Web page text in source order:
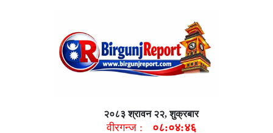
२०८३ श्रावन २२, शुक्रबार
वीरगन्ज : ०८:०४:४७